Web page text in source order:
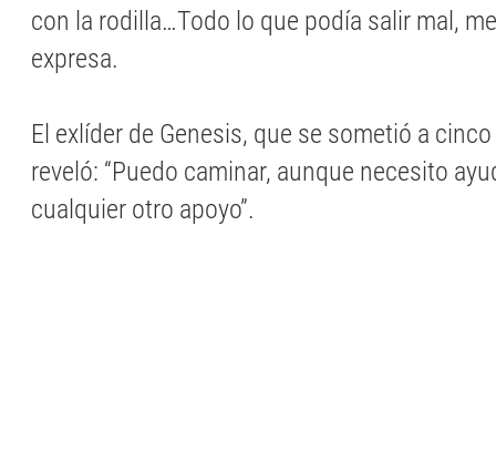
con la rodilla…Todo lo que podía salir mal,
expresa.
El exlíder de Genesis, que se sometió a
reveló: “Puedo caminar, aunque necesito
cualquier otro apoyo”.